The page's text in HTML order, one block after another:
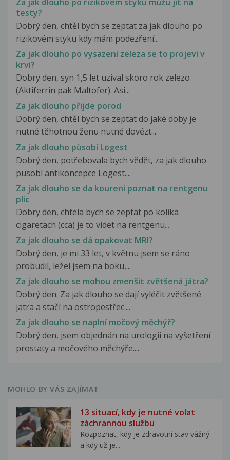
testy?
Dobrý den, chtěl bych se zeptat za jak dlouho po
rizikovém styku kdy mám podezření...
Za jak dlouho po vysazeni zeleza se to projevi v
krvi?
Dobry den, syn 1,5 let uzival skoro rok zelezo
(Aktiferrin pak Maltofer). Asi...
Za jak dlouho přijde porod
Dobrý den, chtěl bych se zeptat do jaké doby je
nutné těhotnou ženu nutné dovézt...
Za jak dlouho působí Logest
Dobrý den, potřebovala bych vědět, za jak dlouho
pusobí antikoncepce Logest....
Za jak dlouho se da koureni poznat na rentgenu
plic
Dobry den, chtela bych se zeptat po kolika
cigaretach (cca) je to videt na rentgenu...
Za jak dlouho se dá opakovat MRI?
Dobrý den, je mi 33 let, v květnu jsem se ráno
probudil, ležel jsem na boku,...
Za jak dlouho se mohou zmenšit zvětšená játra?
Dobrý den. Za jak dlouho se dají vyléčit zvětšené
jatra a stačí na ostropestřec....
Za jak dlouho se naplní močový měchýř?
Dobrý den, jsem objednán na urologii na vyšetření
prostaty a močového měchýře....
MOHLO BY VÁS ZAJÍMAT
13 situací, kdy je nutné volat
záchrannou službu
Rozpoznat, kdy je zdravotní stav vážný
a kdy už je...